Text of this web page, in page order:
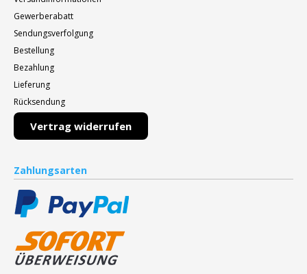
Gewerberabatt
Sendungsverfolgung
Bestellung
Bezahlung
Lieferung
Rücksendung
Vertrag widerrufen
Zahlungsarten